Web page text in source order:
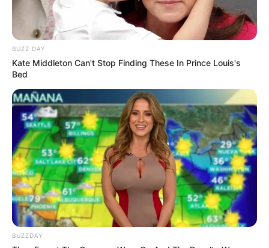
BUZZ DAY
Kate Middleton Can't Stop Finding These In Prince Louis's
Bed
BUZZDAY